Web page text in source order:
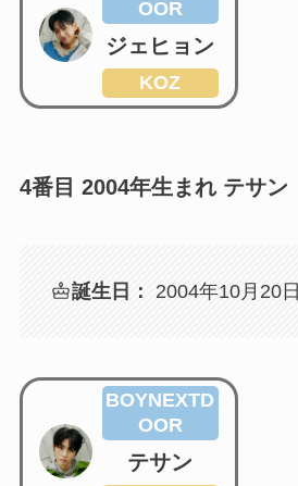
OOR
ジェヒョン
KOZ
4番目 2004年生まれ テサン
誕生日： 2004年10月20日
BOYNEXTD
OOR
テサン